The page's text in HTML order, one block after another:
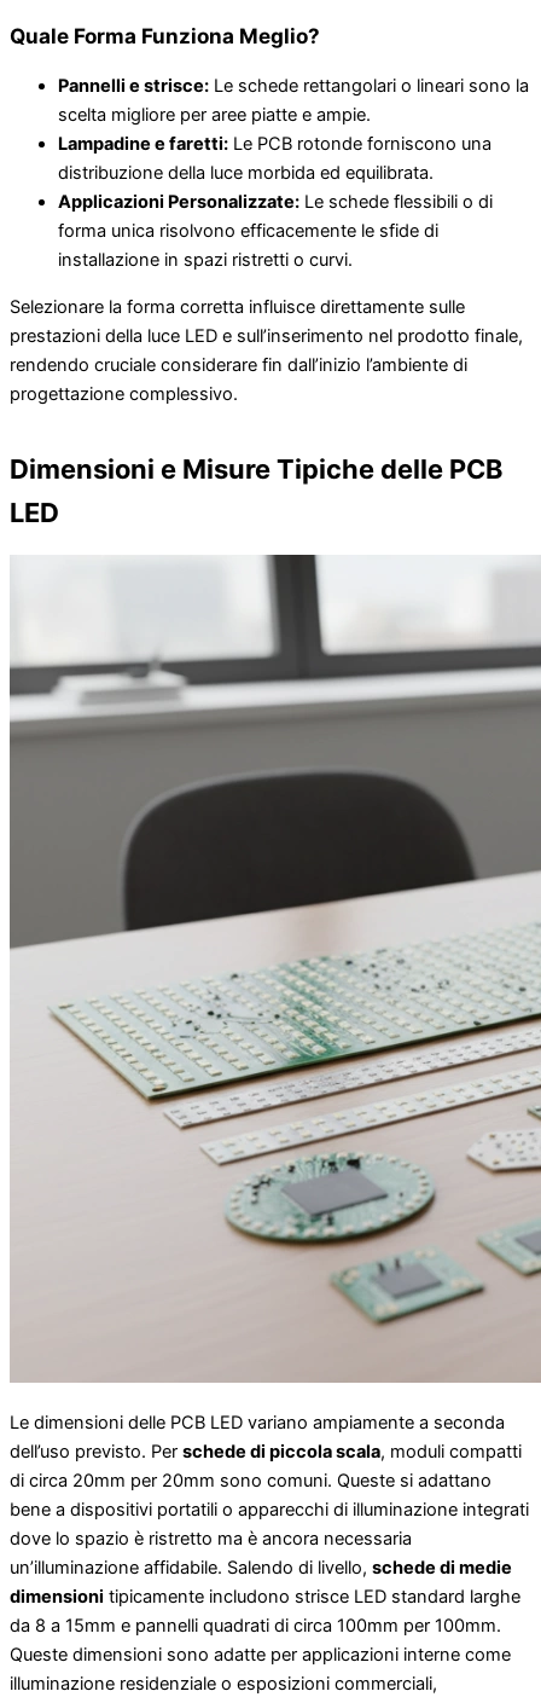
Quale Forma Funziona Meglio?
Pannelli e strisce: Le schede rettangolari o lineari sono la
scelta migliore per aree piatte e ampie.
Lampadine e faretti: Le PCB rotonde forniscono una
distribuzione della luce morbida ed equilibrata.
Applicazioni Personalizzate: Le schede flessibili o di
forma unica risolvono efficacemente le sfide di
installazione in spazi ristretti o curvi.
Selezionare la forma corretta influisce direttamente sulle
prestazioni della luce LED e sull’inserimento nel prodotto finale,
rendendo cruciale considerare fin dall’inizio l’ambiente di
progettazione complessivo.
Dimensioni e Misure Tipiche delle PCB
LED
Le dimensioni delle PCB LED variano ampiamente a seconda
dell’uso previsto. Per schede di piccola scala, moduli compatti
di circa 20mm per 20mm sono comuni. Queste si adattano
bene a dispositivi portatili o apparecchi di illuminazione integrati
dove lo spazio è ristretto ma è ancora necessaria
un’illuminazione affidabile. Salendo di livello, schede di medie
dimensioni tipicamente includono strisce LED standard larghe
da 8 a 15mm e pannelli quadrati di circa 100mm per 100mm.
Queste dimensioni sono adatte per applicazioni interne come
illuminazione residenziale o esposizioni commerciali,